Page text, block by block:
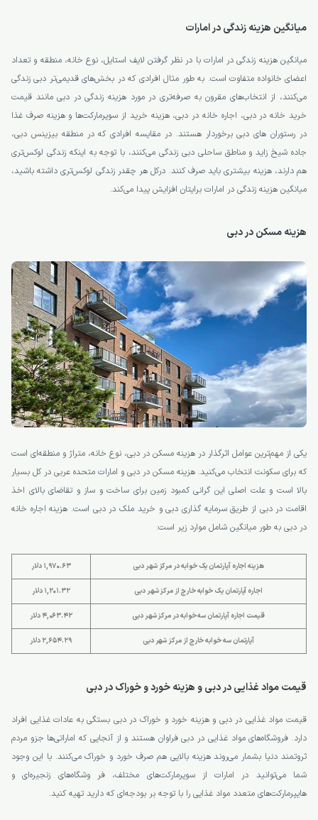
میانگین هزینه زندگی در امارات
میانگین هزینه زندگی در امارات با در نظر گرفتن لایف استایل، نوع خانه، منطقه و تعداد
اعضای خانواده متفاوت است. به طور مثال افرادی که در بخش‌های قدیمی‌تر دبی زندگی
می‌کنند، از انتخاب‌های مقرون به صرفه‌تری در مورد هزینه زندگی در دبی مانند قیمت
خرید خانه در دبی، اجاره خانه در دبی، هزینه خرید از سوپرمارکت‌ها و هزینه صرف غذا
در رستوران های دبی برخوردار هستند. در مقایسه افرادی که در منطقه بیزینس دبی،
جاده شیخ زاید و مناطق ساحلی دبی زندگی می‌کنند، با توجه به اینکه زندگی لوکس‌تری
هم دارند، هزینه بیشتری باید صرف کنند. درکل هر چقدر زندگی لوکس‌تری داشته باشید،
میانگین هزینه زندگی در امارات برایتان افزایش پیدا می‌کند.
هزینه مسکن در دبی
یکی از مهم‌ترین عوامل اثرگذار در هزینه مسکن در دبی، نوع خانه، متراژ و منطقه‌ای است
که برای سکونت انتخاب می‌کنید. هزینه مسکن در دبی و امارات متحده عربی در کل بسیار
بالا است و علت اصلی این گرانی کمبود زمین برای ساخت و ساز و تقاضای بالای اخذ
اقامت در دبی از طریق سرمایه گذاری دبی و خرید ملک در دبی است. هزینه اجاره خانه
در دبی به طور میانگین شامل موارد زیر است:
هزینه اجاره آپارتمان یک خوابه در مرکز شهر دبی
اجاره آپارتمان یک خوابه خارج از مرکز شهر دبی
قیمت اجاره آپارتمان سه خوابه در مرکز شهر دبی 4,063.42 دلار
آپارتمان سه خوابه خارج از مرکز شهر دبی
قیمت مواد غذایی در دبی و هزینه خورد و خوراک در دبی
قیمت مواد غذایی در دبی و هزینه خورد و خوراک در دبی بستگی به عادات غذایی افراد
دارد. فروشگاه‌های مواد غذایی در دبی فراوان هستند و از آنجایی که اماراتی‌ها جزو مردم
ثروتمند دنیا بشمار می‌روند هزینه بالایی هم صرف خورد و خوراک می‌کنند. با این وجود
شما می‌توانید در امارات از سوپرمارکت‌های مختلف، فر وشگاه‌های زنجیره‌ای و
هایپرمارکت‌های متعدد مواد غذایی را با توجه بر بودجه‌ای که دارید تهیه کنید.